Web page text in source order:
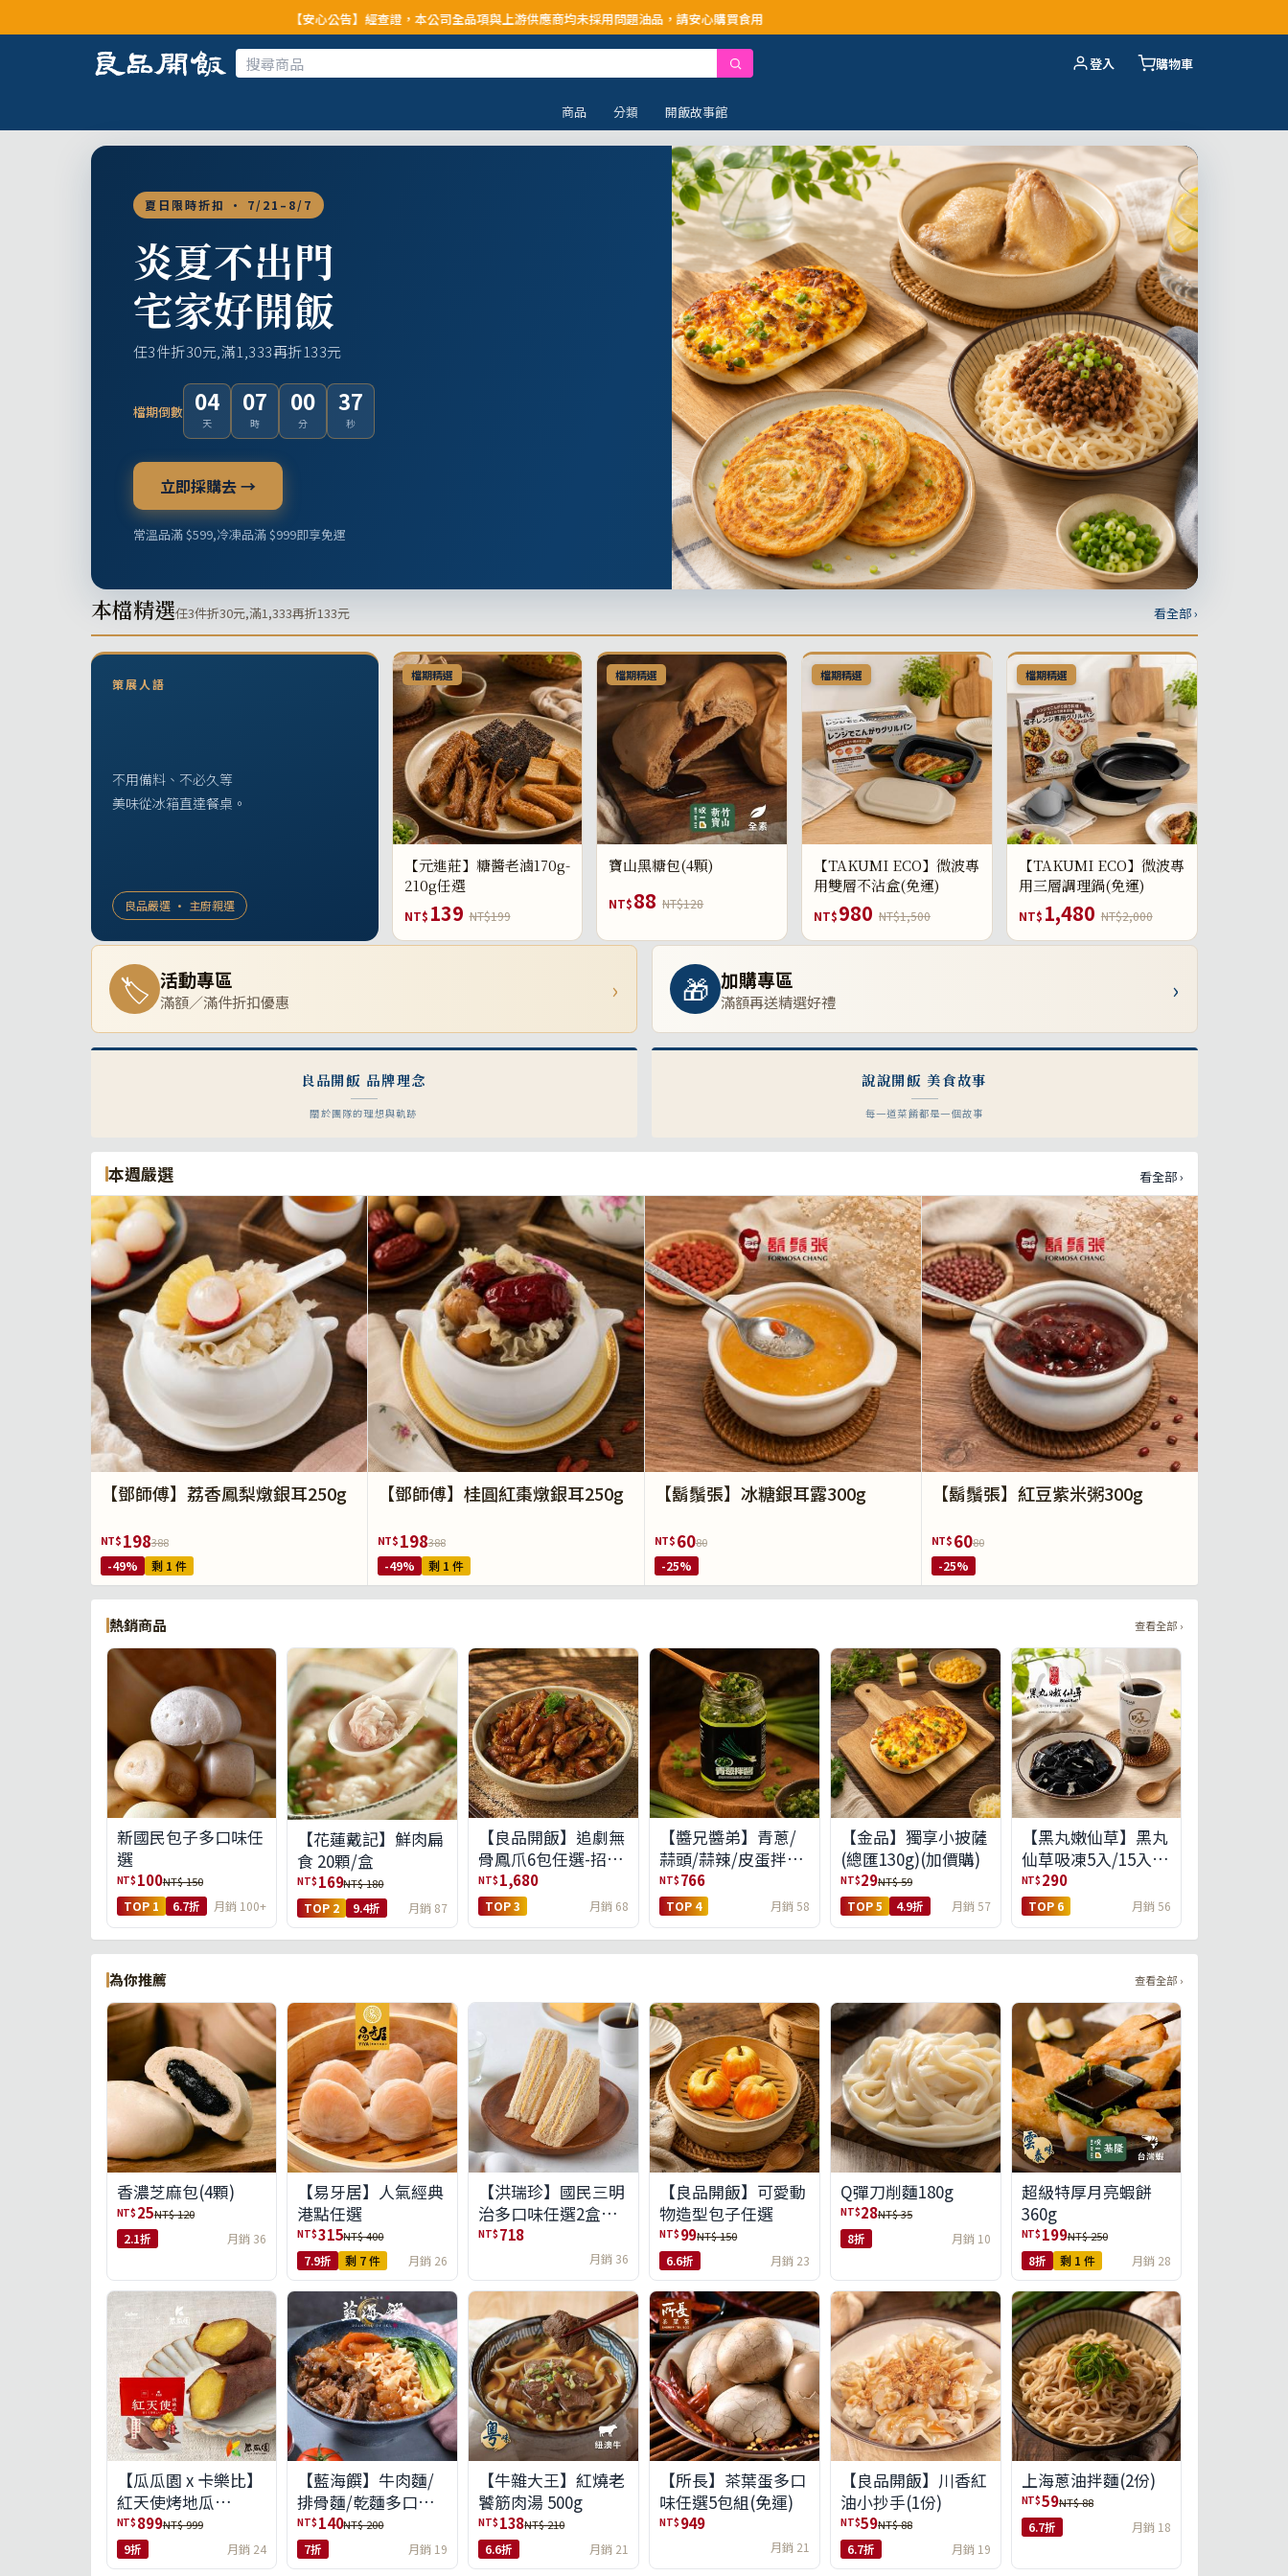
【安心公告】經查證，本公司全品項與上游供應商均未採用問題油品，請安心購買食用
登入 購物車
商品 分類 開飯故事館
夏日限時折扣 · 7/21–8/7
炎夏不出門
宅家好開飯
任3件折30元,滿1,333再折133元
檔期倒數 04
天
07
時
00
分
35
秒
立即採購去 →
常溫品滿 $599,冷凍品滿 $999即享免運
本檔精選任3件折30元,滿1,333再折133元 看全部 ›
策展人語
不用備料、不必久等
美味從冰箱直達餐桌。
良品嚴選 · 主廚親選
檔期精選
【元進莊】糖醬老滷170g-
210g任選
NT$ 139 NT$199
檔期精選
寶山黑糖包(4顆)
NT$88 NT$128
檔期精選
【TAKUMI ECO】微波專
用雙層不沾盒(免運)
NT$980 NT$1,500
檔期精選
【TAKUMI ECO】微波專
用三層調理鍋(免運)
NT$ 1,480 NT$2,000
🏷 活動專區
滿額／滿件折扣優惠 › 🎁 加購專區
滿額再送精選好禮 ›
良品開飯 品牌理念
關於團隊的理想與軌跡
說說開飯 美食故事
每一道菜餚都是一個故事
本週嚴選 看全部 ›
【鄧師傅】荔香鳳梨燉銀耳250g
NT$198388
-49% 剩 1 件
【鄧師傅】桂圓紅棗燉銀耳250g
NT$198388
-49% 剩 1 件
【鬍鬚張】冰糖銀耳露300g
NT$6080
-25%
【鬍鬚張】紅豆紫米粥300g
NT$6080
-25%
熱銷商品 查看全部 ›
新國民包子多口味任
選
NT$ 100NT$ 150
TOP 1 6.7折 月銷 100+
【花蓮戴記】鮮肉扁
食 20顆/盒
NT$ 169NT$ 180
TOP 2 9.4折 月銷 87
【良品開飯】追劇無
骨鳳爪6包任選-招牌
原味/濃濃蒜香/過癮
麻辣(免運組)
NT$ 1,680
TOP 3 月銷 68
【醬兄醬弟】青蔥/
蒜頭/蒜辣/皮蛋拌醬
4件任選(免運組)
NT$ 766
TOP 4 月銷 58
【金品】獨享小披薩
(總匯130g)(加價購)
NT$29NT$ 59
TOP 5 4.9折 月銷 57
【黑丸嫩仙草】黑丸
仙草吸凍5入/15入
(免運)(預購中8/14出
貨)
NT$ 290
TOP 6 月銷 56
為你推薦 查看全部 ›
香濃芝麻包(4顆)
NT$ 25NT$ 120
2.1折 月銷 36
【易牙居】人氣經典
港點任選
NT$315NT$ 400
7.9折 剩 7 件 月銷 26
【洪瑞珍】國民三明
治多口味任選2盒組
(6入/盒)(免運)
NT$ 718
月銷 36
【良品開飯】可愛動
物造型包子任選
NT$ 99NT$ 150
6.6折 月銷 23
Q彈刀削麵180g
NT$28NT$ 35
8折 月銷 10
超級特厚月亮蝦餅
360g
NT$ 199NT$ 250
8折 剩 1 件 月銷 28
【瓜瓜園 x 卡樂比】
紅天使烤地瓜
350g*10包(免運組)
NT$ 899NT$ 999
9折 月銷 24
【藍海饌】牛肉麵/
排骨麵/乾麵多口味
任選
NT$ 140NT$ 200
7折 月銷 19
【牛雜大王】紅燒老
饕筋肉湯 500g
NT$ 138NT$ 210
6.6折 月銷 21
【所長】茶葉蛋多口
味任選5包組(免運)
NT$ 949
月銷 21
【良品開飯】川香紅
油小抄手(1份)
NT$59NT$ 88
6.7折 月銷 19
上海蔥油拌麵(2份)
NT$59NT$ 88
6.7折 月銷 18